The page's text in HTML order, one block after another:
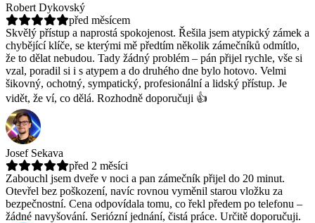
Robert Dykovský
před měsícem
Skvělý přístup a naprostá spokojenost. Řešila jsem atypický zámek a
chybějící klíče, se kterými mě předtím několik zámečníků odmítlo,
že to dělat nebudou. Tady žádný problém – pán přijel rychle, vše si
vzal, poradil si i s atypem a do druhého dne bylo hotovo. Velmi
šikovný, ochotný, sympatický, profesionální a lidský přístup. Je
vidět, že ví, co dělá. Rozhodně doporučuji 👍
Josef Sekava
před 2 měsíci
Zabouchl jsem dveře v noci a pan zámečník přijel do 20 minut.
Otevřel bez poškození, navíc rovnou vyměnil starou vložku za
bezpečnostní. Cena odpovídala tomu, co řekl předem po telefonu –
žádné navyšování. Seriózní jednání, čistá práce. Určitě doporučuji.